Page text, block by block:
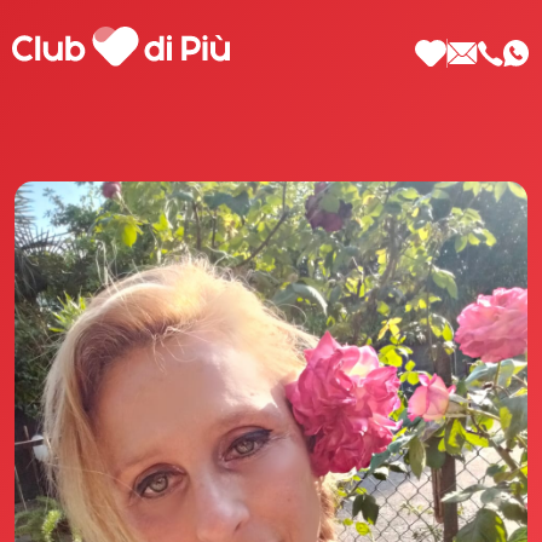
Scopri Club di Più
Le testimonianze Club di Più
La fondatrice Valeria Pilla
Annunci Donne
Agenzia matrimoniale Club di Più
Love Notebook